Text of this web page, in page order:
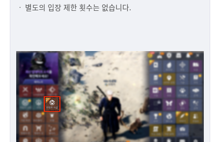
ㆍ 별도의 입장 제한 횟수는 없습니다.